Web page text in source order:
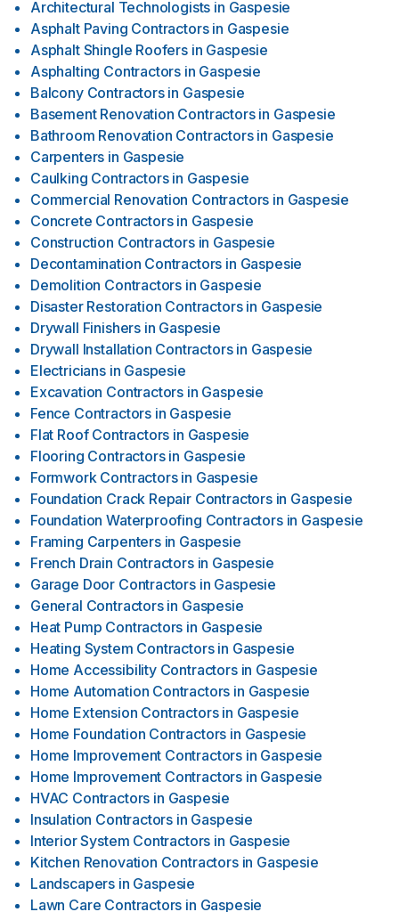
Architectural Technologists in Gaspesie
Asphalt Paving Contractors in Gaspesie
Asphalt Shingle Roofers in Gaspesie
Asphalting Contractors in Gaspesie
Balcony Contractors in Gaspesie
Basement Renovation Contractors in Gaspesie
Bathroom Renovation Contractors in Gaspesie
Carpenters in Gaspesie
Caulking Contractors in Gaspesie
Commercial Renovation Contractors in Gaspesie
Concrete Contractors in Gaspesie
Construction Contractors in Gaspesie
Decontamination Contractors in Gaspesie
Demolition Contractors in Gaspesie
Disaster Restoration Contractors in Gaspesie
Drywall Finishers in Gaspesie
Drywall Installation Contractors in Gaspesie
Electricians in Gaspesie
Excavation Contractors in Gaspesie
Fence Contractors in Gaspesie
Flat Roof Contractors in Gaspesie
Flooring Contractors in Gaspesie
Formwork Contractors in Gaspesie
Foundation Crack Repair Contractors in Gaspesie
Foundation Waterproofing Contractors in Gaspesie
Framing Carpenters in Gaspesie
French Drain Contractors in Gaspesie
Garage Door Contractors in Gaspesie
General Contractors in Gaspesie
Heat Pump Contractors in Gaspesie
Heating System Contractors in Gaspesie
Home Accessibility Contractors in Gaspesie
Home Automation Contractors in Gaspesie
Home Extension Contractors in Gaspesie
Home Foundation Contractors in Gaspesie
Home Improvement Contractors in Gaspesie
Home Improvement Contractors in Gaspesie
HVAC Contractors in Gaspesie
Insulation Contractors in Gaspesie
Interior System Contractors in Gaspesie
Kitchen Renovation Contractors in Gaspesie
Landscapers in Gaspesie
Lawn Care Contractors in Gaspesie